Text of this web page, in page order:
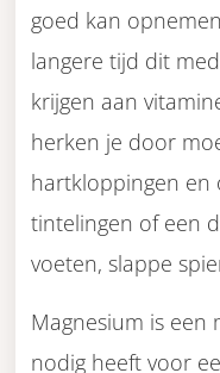
goed kan
langere tijd dit
krijgen aan
herken je door
hartkloppingen en
tintelingen of een
voeten, slappe
Magnesium is een
nodig heeft voor